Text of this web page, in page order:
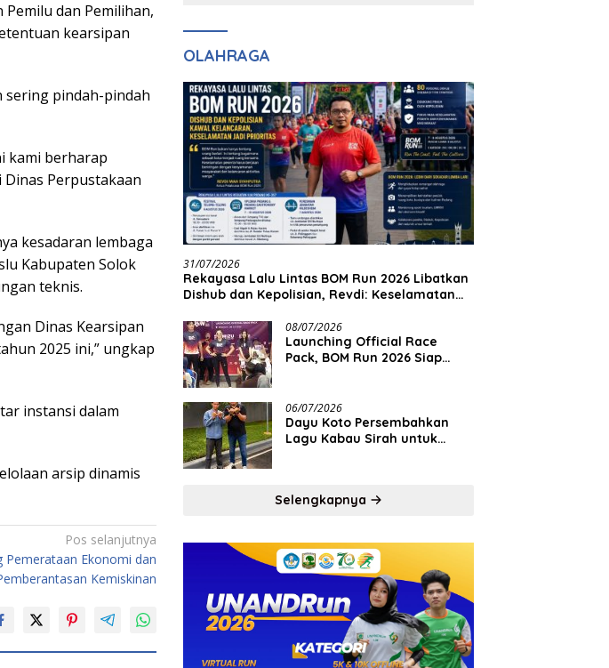
dan Pemilihan,
kearsipan
sering pindah-pindah
kami berharap
Perpustakaan
kesadaran lembaga
Kabupaten Solok
teknis.
Dinas Kearsipan
2025 ini,” ungkap
instansi dalam
arsip dinamis
Pos selanjutnya
Pemerataan Ekonomi dan
Kemiskinan
ke Polda dan
Harapan Akan
Keadilan
Ulya Kireina
Akpol
OLAHRAGA
31/07/2026
Rekayasa Lalu Lintas BOM Run 2026 Libatkan
Dishub dan Kepolisian, Revdi: Keselamatan
08/07/2026
Launching Official Race
Pack, BOM Run 2026 Siap
06/07/2026
Dayu Koto Persembahkan
Lagu Kabau Sirah untuk
Selengkapnya